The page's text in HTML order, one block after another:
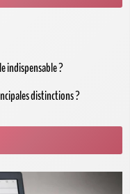
indispensable ?
distinctions ?